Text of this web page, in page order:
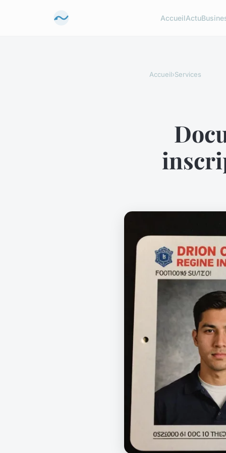
AccueilActu
Accueil›Services